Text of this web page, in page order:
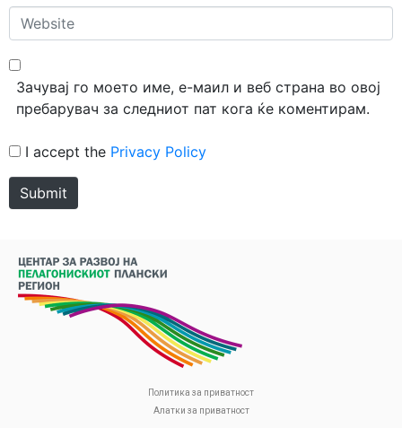
Website
Зачувај го моето име, е-маил и веб страна во овој
пребарувач за следниот пат кога ќе коментирам.
I accept the Privacy Policy
Submit
Политика за приватност
Алатки за приватност